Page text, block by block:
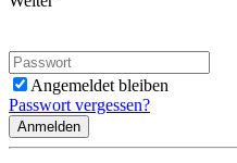
Angemeldet bleiben
Passwort vergessen?
Anmelden